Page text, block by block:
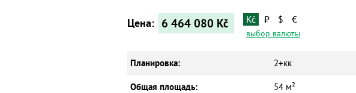
Цена: 6 464 080 Kč Kč ₽ $ €
выбор валюты
Планировка: 2+кк
Общая площадь: 54 м²